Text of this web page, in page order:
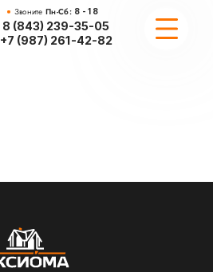
ЗвонитеПн-Сб: 8 - 18
8 (843) 239-35-05
+7 (987) 261-42-82